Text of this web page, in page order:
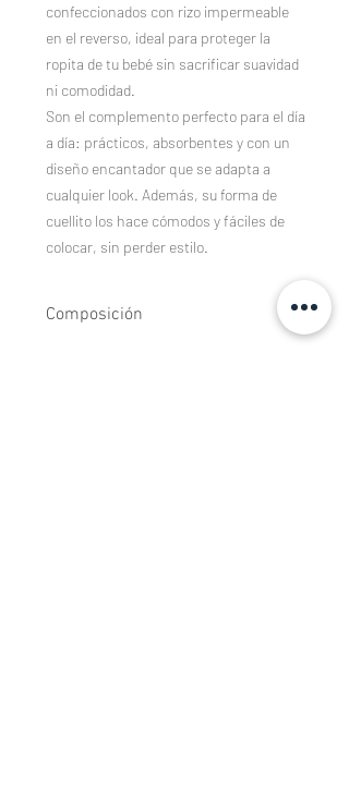
confeccionados con rizo impermeable
en el reverso, ideal para proteger la
ropita de tu bebé sin sacrificar suavidad
ni comodidad.
Son el complemento perfecto para el día
a día: prácticos, absorbentes y con un
diseño encantador que se adapta a
cualquier look. Además, su forma de
cuellito los hace cómodos y fáciles de
colocar, sin perder estilo.
Composición